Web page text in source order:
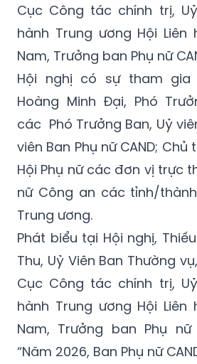
Cục Công tác chính trị,
hành Trung ương Hội Liên
Nam, Trưởng ban Phụ nữ
Hội nghị có sự tham gia
Hoàng Minh Đại, Phó
các Phó Trưởng Ban, Uỷ
viên Ban Phụ nữ CAND; Chủ
Hội Phụ nữ các đơn vị trực
nữ Công an các tỉnh/
Trung ương.
Phát biểu tại Hội nghị,
Thu, Uỷ Viên Ban Thường
Cục Công tác chính trị,
hành Trung ương Hội Liên
Nam, Trưởng ban Phụ nữ
“Năm 2026, Ban Phụ nữ